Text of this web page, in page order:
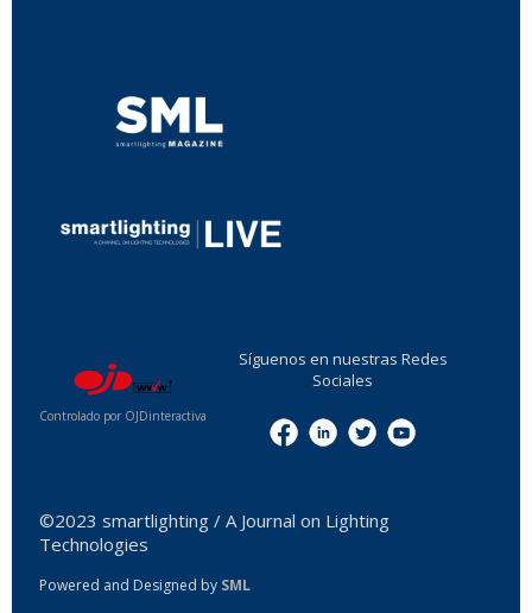
Controlado por OJDinteractiva
Síguenos en nuestras Redes
Sociales
©2023 smartlighting / A Journal on Lighting
Technologies
Powered and Designed by SML